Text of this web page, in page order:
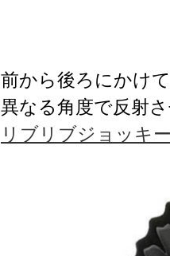
前から後ろにかけ
異なる角度で反射
リブリブジョッキ